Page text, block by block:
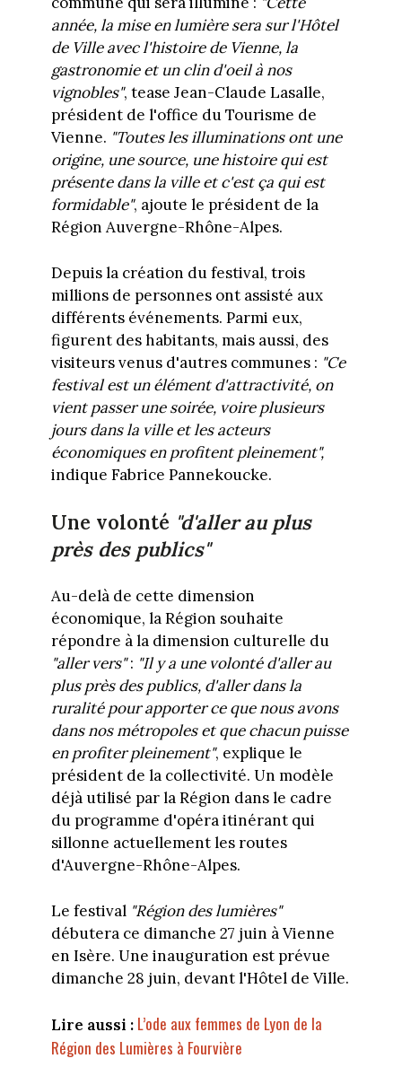
année, la mise en lumière sera sur l'Hôtel
de Ville avec l'histoire de Vienne, la
gastronomie et un clin d'oeil à nos
vignobles", tease Jean-Claude Lasalle,
président de l'office du Tourisme de
Vienne. "Toutes les illuminations ont une
origine, une source, une histoire qui est
présente dans la ville et c'est ça qui est
formidable", ajoute le président de la
Région Auvergne-Rhône-Alpes.
Depuis la création du festival, trois
millions de personnes ont assisté aux
différents événements. Parmi eux,
figurent des habitants, mais aussi, des
visiteurs venus d'autres communes : "Ce
festival est un élément d'attractivité, on
vient passer une soirée, voire plusieurs
jours dans la ville et les acteurs
économiques en profitent pleinement",
indique Fabrice Pannekoucke.
Une volonté "d'aller au plus
près des publics"
Au-delà de cette dimension
économique, la Région souhaite
répondre à la dimension culturelle du
"aller vers": "Il y a une volonté d'aller au
plus près des publics, d'aller dans la
ruralité pour apporter ce que nous avons
dans nos métropoles et que chacun puisse
en profiter pleinement", explique le
président de la collectivité. Un modèle
déjà utilisé par la Région dans le cadre
du programme d'opéra itinérant qui
sillonne actuellement les routes
d'Auvergne-Rhône-Alpes.
Le festival "Région des lumières"
débutera ce dimanche 27 juin à Vienne
en Isère. Une inauguration est prévue
dimanche 28 juin, devant l'Hôtel de Ville.
Lire aussi : L’ode aux femmes de Lyon de la
Région des Lumières à Fourvière